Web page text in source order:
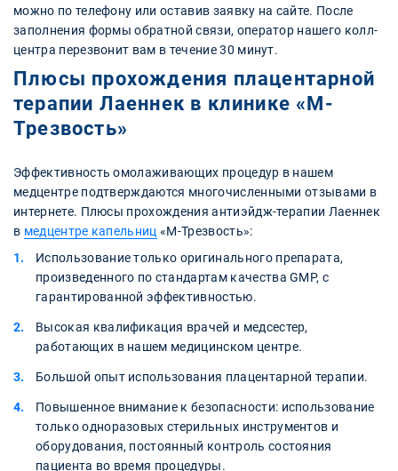
можно по телефону или оставив заявку на сайте. После
заполнения формы обратной связи, оператор нашего колл-
центра перезвонит вам в течение 30 минут.
Плюсы прохождения плацентарной
терапии Лаеннек в клинике «М-
Трезвость»
Эффективность омолаживающих процедур в нашем
медцентре подтверждаются многочисленными отзывами в
интернете. Плюсы прохождения антиэйдж-терапии Лаеннек
в медцентре капельниц «М-Трезвость»:
Использование только оригинального препарата,
произведенного по стандартам качества GMP, с
гарантированной эффективностью.
Высокая квалификация врачей и медсестер,
работающих в нашем медицинском центре.
Большой опыт использования плацентарной терапии.
Повышенное внимание к безопасности: использование
только одноразовых стерильных инструментов и
оборудования, постоянный контроль состояния
пациента во время процедуры.